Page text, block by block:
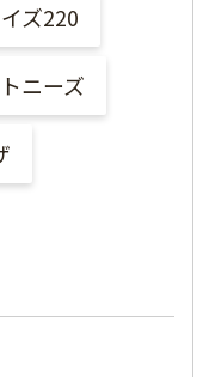
ズ220
ニーズ